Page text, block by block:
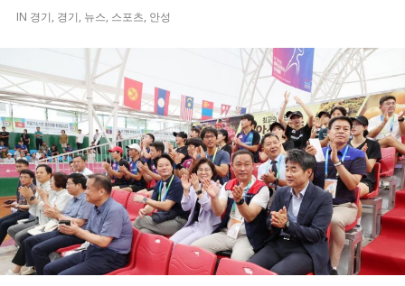
IN 경기, 경기, 뉴스, 스포츠, 안성